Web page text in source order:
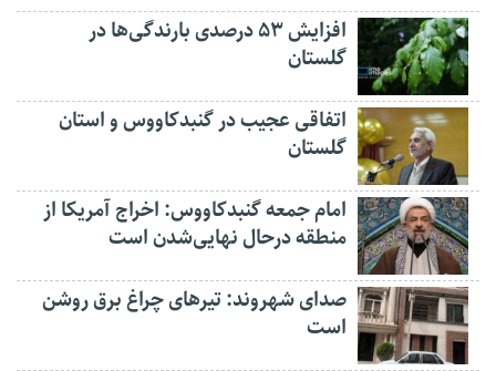
افزایش ۵۳ درصدی بارندگی‌ها در
گلستان
اتفاقی عجیب در‌ گنبدکاووس و استان
گلستان
امام جمعه گنبدکاووس: اخراج آمریکا از
منطقه درحال نهایی‌شدن است
صدای شهروند: تیرهای چراغ برق روشن
است